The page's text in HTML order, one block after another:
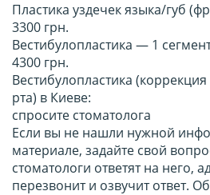
Пластика уздечек языка/губ
3300 грн.
Вестибулопластика — 1
4300 грн.
Вестибулопластика
рта) в Киеве:
спросите стоматолога
Если вы не нашли нужной
материале, задайте свой
стоматологи ответят на него,
перезвонит и озвучит ответ.